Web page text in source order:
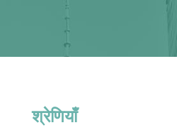
श्रेणियाँ